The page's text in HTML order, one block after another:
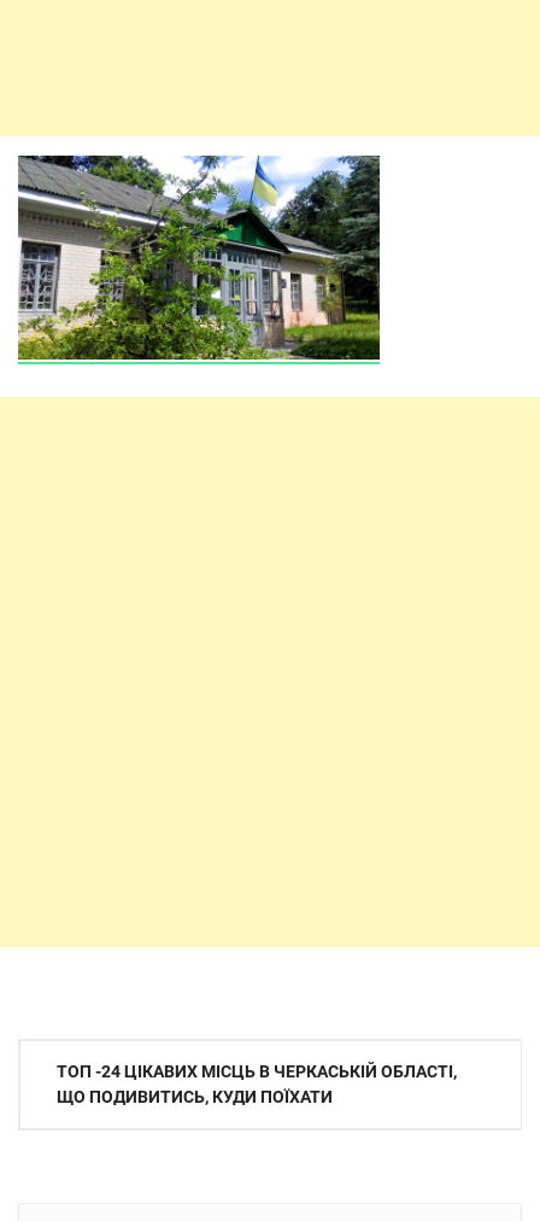
Навігація
записів
ТОП -24 ЦІКАВИХ МІСЦЬ В ЧЕРКАСЬКІЙ ОБЛАСТІ,
ЩО ПОДИВИТИСЬ, КУДИ ПОЇХАТИ